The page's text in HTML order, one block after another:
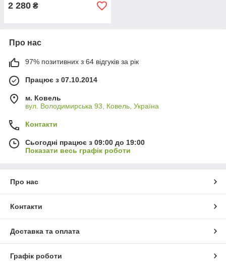
2 280 ₴
Про нас
97% позитивних з 64 відгуків за рік
Працює з 07.10.2014
м. Ковель
вул. Володимирська 93, Ковель, Україна
Контакти
Сьогодні працює з 09:00 до 19:00
Показати весь графік роботи
Про нас
Контакти
Доставка та оплата
Графік роботи